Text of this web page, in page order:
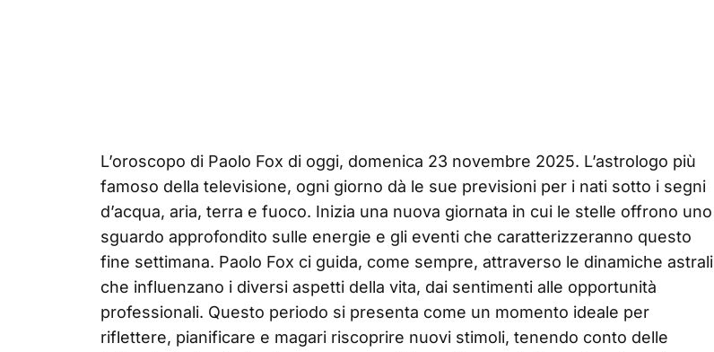
L’oroscopo di Paolo Fox di oggi, domenica 23 novembre 2025. L’astrologo più
famoso della televisione, ogni giorno dà le sue previsioni per i nati sotto i segni
d’acqua, aria, terra e fuoco. Inizia una nuova giornata in cui le stelle offrono uno
sguardo approfondito sulle energie e gli eventi che caratterizzeranno questo
fine settimana. Paolo Fox ci guida, come sempre, attraverso le dinamiche astrali
che influenzano i diversi aspetti della vita, dai sentimenti alle opportunità
professionali. Questo periodo si presenta come un momento ideale per
riflettere, pianificare e magari riscoprire nuovi stimoli, tenendo conto delle